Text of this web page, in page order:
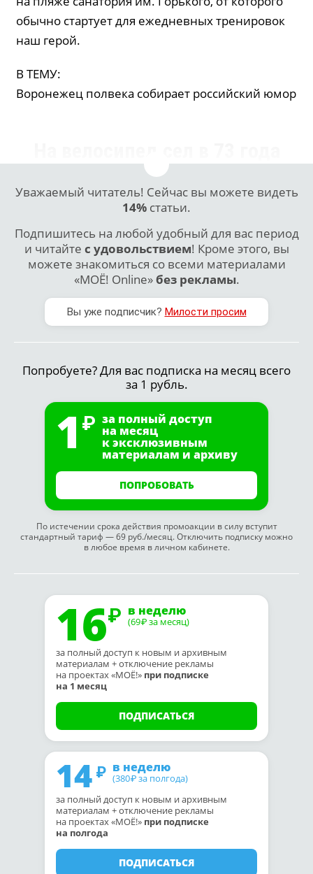
обычно стартует для ежедневных тренировок
наш герой.
В ТЕМУ:
Воронежец полвека собирает российский юмор
Уважаемый читатель! Сейчас вы можете видеть
14% статьи.
Подпишитесь на любой удобный для вас период
и читайте с удовольствием! Кроме этого, вы
можете знакомиться со всеми материалами
«МОЁ! Online»без рекламы.
Вы уже подписчик? Милости просим
Попробуете? Для вас подписка на месяц всего
за 1 рубль.
1 за полный доступ
на месяц
к эксклюзивным
материалам и архиву
ПОПРОБОВАТЬ
По истечении срока действия промоакции в силу вступит
стандартный тариф — 69 руб./месяц. Отключить подписку можно
в любое время в личном кабинете.
16 в неделю
(69₽ за месяц)
за полный доступ к новым и архивным
материалам + отключение рекламы
на проектах «МОЁ!» при подписке
на 1 месяц
ПОДПИСАТЬСЯ
14 в неделю
(380₽ за полгода)
за полный доступ к новым и архивным
материалам + отключение рекламы
на проектах «МОЁ!» при подписке
на полгода
ПОДПИСАТЬСЯ